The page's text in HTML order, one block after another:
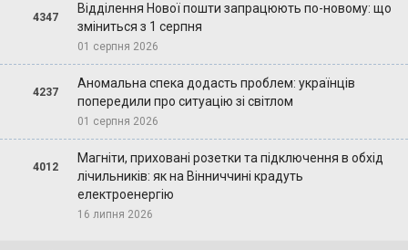
4347
Відділення Нової пошти запрацюють по-новому: що
зміниться з 1 серпня
01 серпня 2026
4237
Аномальна спека додасть проблем: українців
попередили про ситуацію зі світлом
01 серпня 2026
4012
Магніти, приховані розетки та підключення в обхід
лічильників: як на Вінниччині крадуть
електроенергію
16 липня 2026